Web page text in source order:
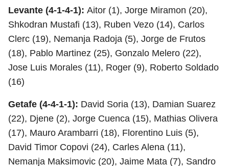
Levante (4-1-4-1): Aitor (1), Jorge Miramon (20),
Shkodran Mustafi (13), Ruben Vezo (14), Carlos
Clerc (19), Nemanja Radoja (5), Jorge de Frutos
(18), Pablo Martinez (25), Gonzalo Melero (22),
Jose Luis Morales (11), Roger (9), Roberto Soldado
(16)
Getafe (4-4-1-1): David Soria (13), Damian Suarez
(22), Djene (2), Jorge Cuenca (15), Mathias Olivera
(17), Mauro Arambarri (18), Florentino Luis (5),
David Timor Copovi (24), Carles Alena (11),
Nemanja Maksimovic (20), Jaime Mata (7), Sandro